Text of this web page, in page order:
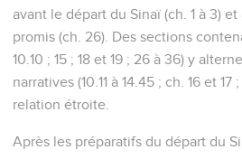
avant le départ du Sinaï (ch. 1 à 3)
promis (ch. 26). Des sections
10.10 ; 15 ; 18 et 19 ; 26 à 36) y
narratives (10.11 à 14.45 ; ch. 16 et
relation étroite.
Après les préparatifs du départ du